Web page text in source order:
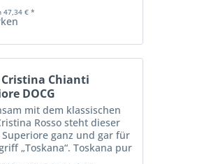
47,34 € *
Chianti
DOCG
mit dem klassischen
Rosso steht dieser
ganz und gar für
„Toskana“. Toskana pur
von roten Früchten und